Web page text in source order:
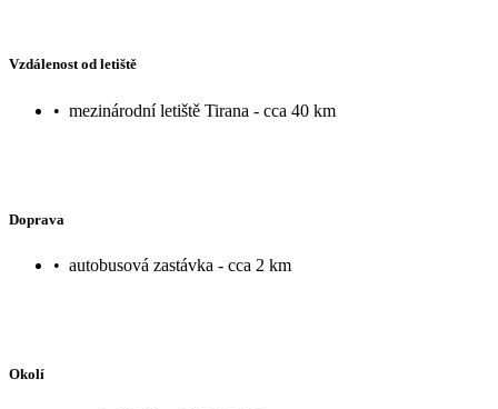
Vzdálenost od letiště
• mezinárodní letiště Tirana - cca 40 km
Doprava
• autobusová zastávka - cca 2 km
Okolí